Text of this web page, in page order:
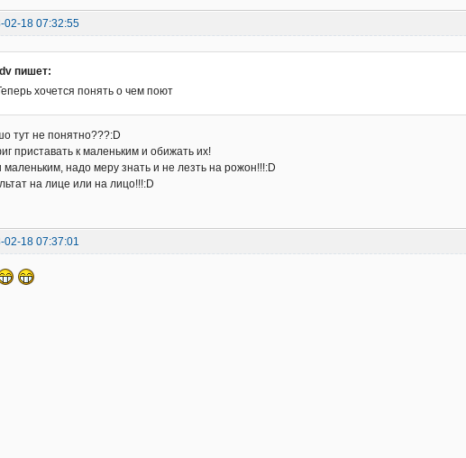
02-18 07:32:55
пишет:
хочется понять о чем поют
тут не понятно???:D
приставать к маленьким и обижать их!
маленьким, надо меру знать и не лезть на рожон!!!:D
на лице или на лицо!!!:D
02-18 07:37:01